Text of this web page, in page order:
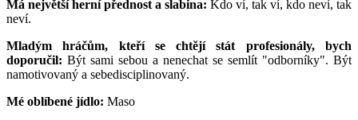
Má největší herní přednost a slabina: Kdo ví, tak ví, kdo neví, tak
neví.
Mladým hráčům, kteří se chtějí stát profesionály, bych
doporučil: Být sami sebou a nenechat se semlít "odborníky". Být
namotivovaný a sebedisciplinovaný.
Mé oblíbené jídlo: Maso